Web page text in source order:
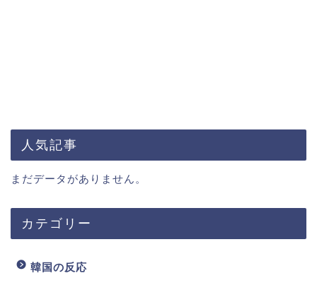
人気記事
まだデータがありません。
カテゴリー
韓国の反応